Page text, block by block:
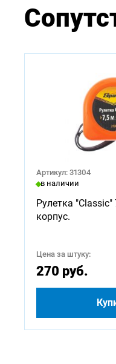
Артикул: 31304
в наличии
Рулетка "Classic"
корпус.
Цена за штуку:
270 руб.